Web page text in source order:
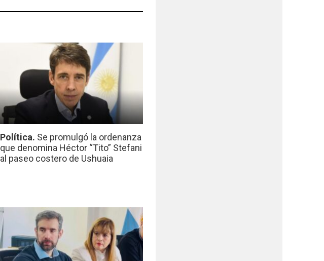
Política. Se promulgó la ordenanza
que denomina Héctor “Tito” Stefani
al paseo costero de Ushuaia